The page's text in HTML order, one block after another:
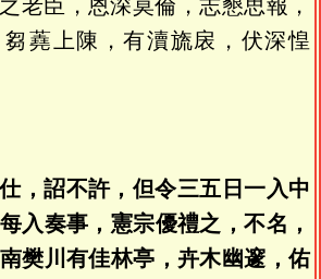
老臣，恩深莫倫，志懇思報，
蕘上陳，有瀆旒扆，伏深惶
，詔不許，但令三五日一入中
入奏事，憲宗優禮之，不名，
樊川有佳林亭，卉木幽邃，佑